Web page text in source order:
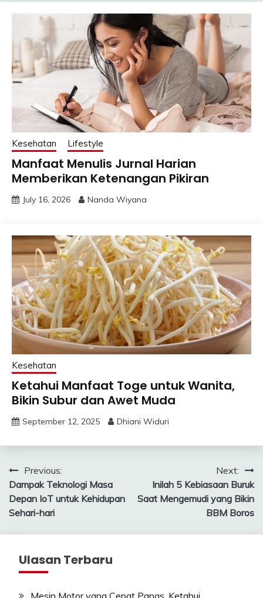
Kesehatan Lifestyle
Manfaat Menulis Jurnal Harian
Memberikan Ketenangan Pikiran
July 16, 2026 Nanda Wiyana
Kesehatan
Ketahui Manfaat Toge untuk Wanita,
Bikin Subur dan Awet Muda
September 12, 2025 Dhiani Widuri
Post
navigation
Previous:
Dampak Teknologi Masa
Depan IoT untuk Kehidupan
Sehari-hari
Next:
Inilah 5 Kebiasaan Buruk
Saat Mengemudi yang Bikin
BBM Boros
Ulasan Terbaru